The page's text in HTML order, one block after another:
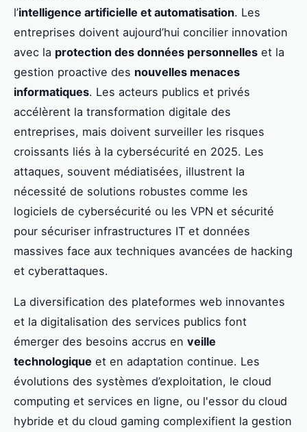
l’intelligence artificielle et automatisation. Les
entreprises doivent aujourd’hui concilier innovation
avec la protection des données personnelles et la
gestion proactive des nouvelles menaces
informatiques. Les acteurs publics et privés
accélèrent la transformation digitale des
entreprises, mais doivent surveiller les risques
croissants liés à la cybersécurité en 2025. Les
attaques, souvent médiatisées, illustrent la
nécessité de solutions robustes comme les
logiciels de cybersécurité ou les VPN et sécurité
pour sécuriser infrastructures IT et données
massives face aux techniques avancées de hacking
et cyberattaques.
La diversification des plateformes web innovantes
et la digitalisation des services publics font
émerger des besoins accrus en veille
technologique et en adaptation continue. Les
évolutions des systèmes d’exploitation, le cloud
computing et services en ligne, ou l'essor du cloud
hybride et du cloud gaming complexifient la gestion